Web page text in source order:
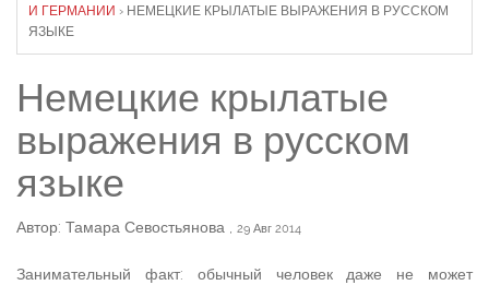
И ГЕРМАНИИ › НЕМЕЦКИЕ КРЫЛАТЫЕ ВЫРАЖЕНИЯ В РУССКОМ
ЯЗЫКЕ
Немецкие крылатые
выражения в русском
языке
Автор: Тамара Севостьянова , 29 Авг 2014
Занимательный факт: обычный человек даже не может